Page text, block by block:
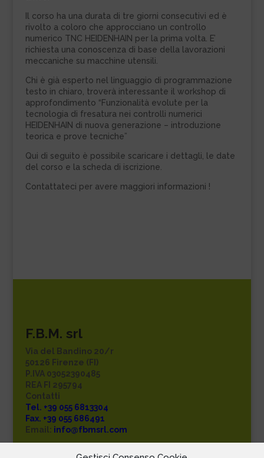
Il corso ha una durata di tre giorni consecutivi ed è
rivolto a coloro che approcciano un controllo
numerico TNC HEIDENHAIN per la prima volta. E’
richiesta una conoscenza di base della lavorazioni
meccaniche su macchine utensili.
Chi è già esperto nel linguaggio di programmazione
testo in chiaro, troverà interessante il workshop di
approfondimento “Funzionalità evolute per la
tecnologia di fresatura nei controlli numerici
HEIDENHAIN di nuova generazione – introduzione
teorica e prove tecniche”
Qui di seguito è possibile scaricare i dettagli, le date
del corso e la scheda di iscrizione.
Contattateci per avere maggiori informazioni !
F.B.M. srl
Via del Bandino 20/r
50126 Firenze (FI)
P.IVA 03052390485
REA FI 295794
Contatti
Tel. +39 055 6813304
Fax. +39 055 686491
Email: info@fbmsrl.com